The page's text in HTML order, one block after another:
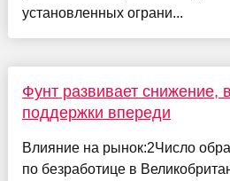
установленных ограни...
Фунт развивает снижение,
поддержки впереди
Влияние на рынок:2Число
по безработице в